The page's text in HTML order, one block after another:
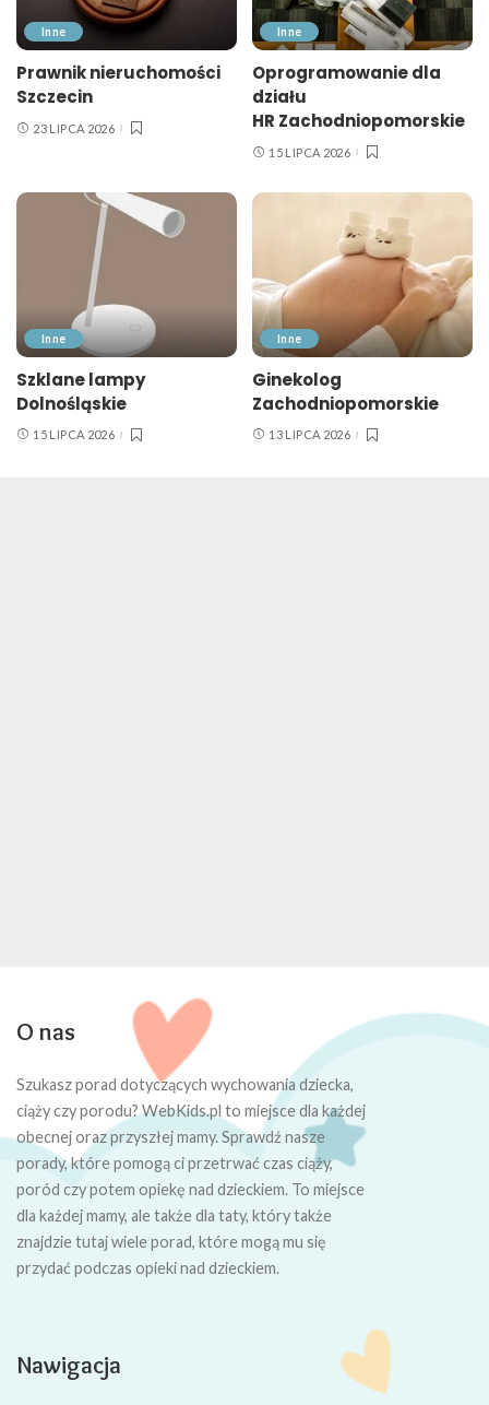
Inne
Prawnik nieruchomości
Szczecin
23 LIPCA 2026
Inne
Oprogramowanie dla
działu
HR Zachodniopomorskie
15 LIPCA 2026
Inne
Szklane lampy
Dolnośląskie
15 LIPCA 2026
Inne
Ginekolog
Zachodniopomorskie
13 LIPCA 2026
O nas
Szukasz porad dotyczących wychowania dziecka,
ciąży czy porodu? WebKids.pl to miejsce dla każdej
obecnej oraz przyszłej mamy. Sprawdź nasze
porady, które pomogą ci przetrwać czas ciąży,
poród czy potem opiekę nad dzieckiem. To miejsce
dla każdej mamy, ale także dla taty, który także
znajdzie tutaj wiele porad, które mogą mu się
przydać podczas opieki nad dzieckiem.
Nawigacja